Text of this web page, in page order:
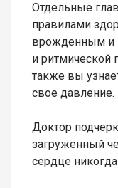
Отдельные
правилами
врожденным и
и ритмической
также вы
свое давление.
Доктор
загруженный
сердце никогда